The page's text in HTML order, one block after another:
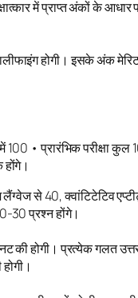
में प्राप्त अंकों के आधार
होगी। इसके अंक
100 • प्रारंभिक परीक्षा
लैंग्वेज से 40, क्वांटिटेटिव
30 प्रश्न होंगे।
की होगी। प्रत्येक गलत